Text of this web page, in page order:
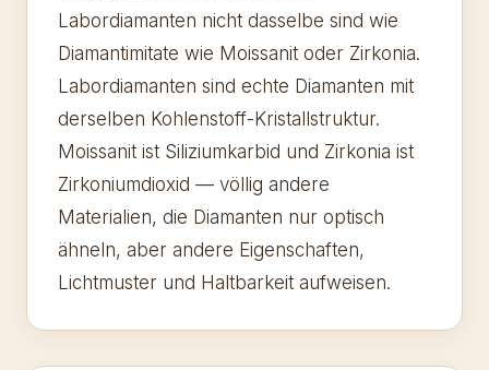
Labordiamanten nicht dasselbe sind wie
Diamantimitate wie Moissanit oder Zirkonia.
Labordiamanten sind echte Diamanten mit
derselben Kohlenstoff-Kristallstruktur.
Moissanit ist Siliziumkarbid und Zirkonia ist
Zirkoniumdioxid — völlig andere
Materialien, die Diamanten nur optisch
ähneln, aber andere Eigenschaften,
Lichtmuster und Haltbarkeit aufweisen.